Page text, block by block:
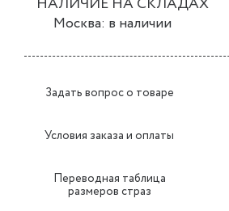
Москва: в наличии
Задать вопрос о товаре
Условия заказа и оплаты
Переводная таблица
размеров страз